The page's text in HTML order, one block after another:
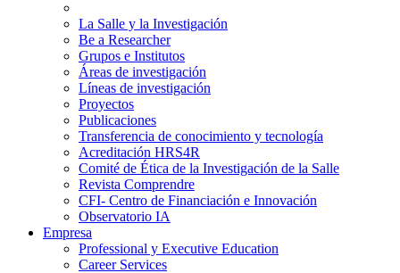
La Salle y la Investigación
Be a Researcher
Grupos e Institutos
Áreas de investigación
Líneas de investigación
Proyectos
Publicaciones
Transferencia de conocimiento y tecnología
Acreditación HRS4R
Comité de Ética de la Investigación de la Salle
Revista Comprendre
CFI- Centro de Financiación e Innovación
Observatorio IA
Empresa
Professional y Executive Education
Career Services